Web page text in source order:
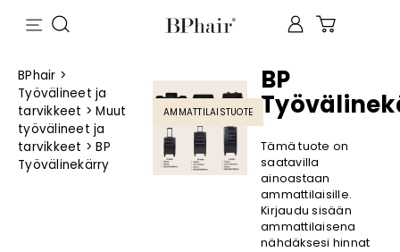
BPhair >
Työvälineet ja
tarvikkeet >Muut
työvälineet ja
tarvikkeet >BP
Työvälinekärry
AMMATTILAISTUOTE
BP
Tämä tuote on
saatavilla
ainoastaan
ammattilaisille.
Kirjaudu sisään
ammattilaisena
nähdäksesi hinnat